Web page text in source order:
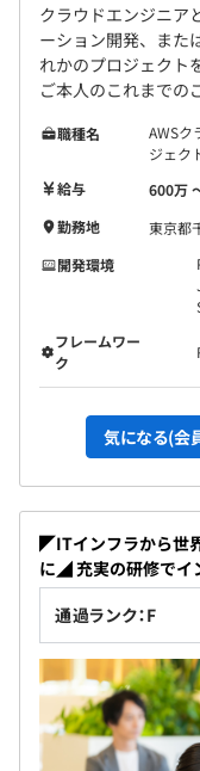
クラウドエンジニア
ーション開発、また
れかのプロジェクト
ご本人のこれまでの
職種名
AWSク
ジェク
給与
600万
勤務地
東京都
開発環境
フレームワー
ク
気になる(会
◤ITインフラから世
に◢ 充実の研修でイ
通過ランク：F